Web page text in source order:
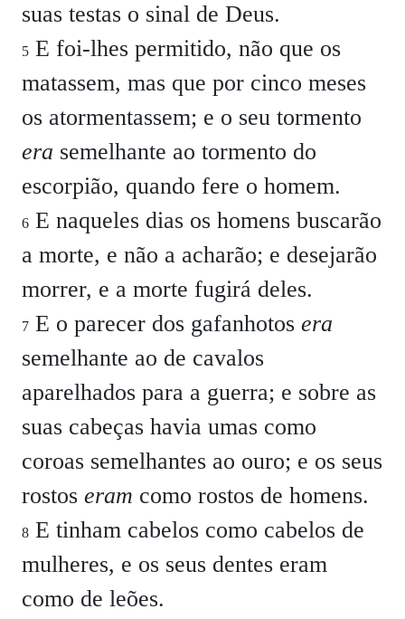
suas testas o sinal de Deus.
5 E foi-lhes permitido, não que os
matassem, mas que por cinco meses
os atormentassem; e o seu tormento
era semelhante ao tormento do
escorpião, quando fere o homem.
6 E naqueles dias os homens buscarão
a morte, e não a acharão; e desejarão
morrer, e a morte fugirá deles.
7 E o parecer dos gafanhotos era
semelhante ao de cavalos
aparelhados para a guerra; e sobre as
suas cabeças havia umas como
coroas semelhantes ao ouro; e os seus
rostos eram como rostos de homens.
8 E tinham cabelos como cabelos de
mulheres, e os seus dentes eram
como de leões.